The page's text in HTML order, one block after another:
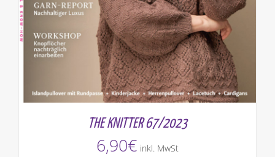
THE KNITTER 67/2023
6,90€ inkl. MwSt